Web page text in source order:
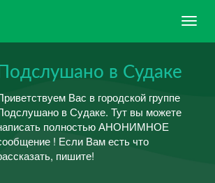
Подслушано в Судаке
Вас в городской группе
в Судаке. Тут вы можете
полностью АНОНИМНОЕ
! Если Вам есть что
пишите!